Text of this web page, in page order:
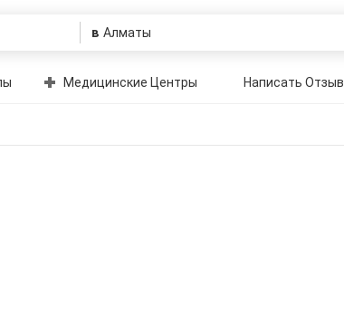
в
Медицинские Центры Написать Отзыв